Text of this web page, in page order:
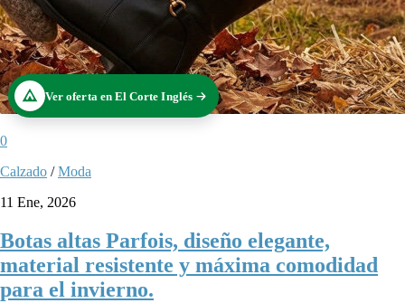
Ver oferta en El Corte Inglés
0
Calzado /Moda
11 Ene, 2026
Botas altas Parfois, diseño elegante,
material resistente y máxima comodidad
para el invierno.